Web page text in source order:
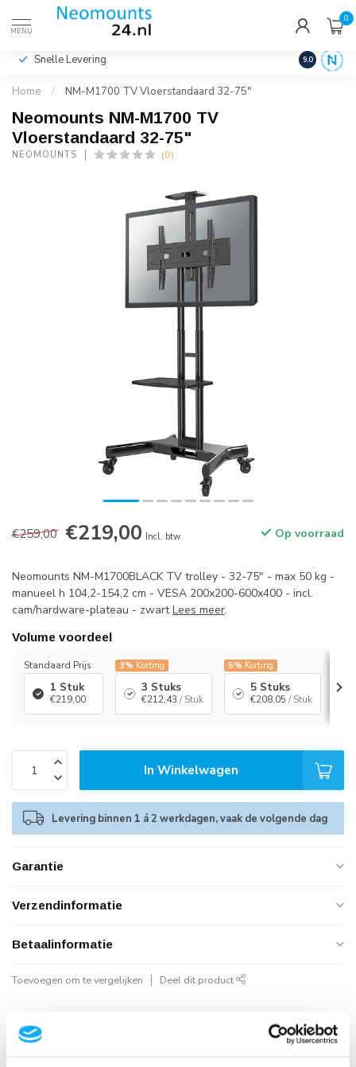
MENU
0
Incl. btw
Snelle Levering Hoge
9.0
Home / NM-M1700 TV Vloerstandaard 32-75"
Neomounts NM-M1700 TV
Vloerstandaard 32-75"
NEOMOUNTS (0)
€259,00 €219,00 Incl. btw Op voorraad
Neomounts NM-M1700BLACK TV trolley - 32-75" - max 50 kg -
manueel h 104,2-154,2 cm - VESA 200x200-600x400 - incl.
cam/hardware-plateau - zwartLees meer.
Volume voordeel
Standaard Prijs
1 Stuk
€219,00
3% Korting
3 Stuks
€212,43 / Stuk
5% Korting
5 Stuks
€208,05 / Stuk
In Winkelwagen
Levering binnen 1 á 2 werkdagen, vaak de volgende dag
Garantie
Verzendinformatie
Betaalinformatie
Toevoegen om te vergelijken Deel dit product
Snelle Levering
Hoge Kwaliteit